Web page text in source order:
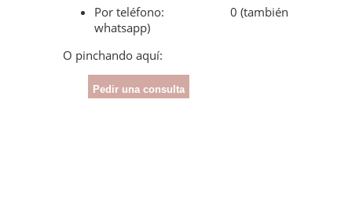
Por teléfono:
0 (también
whatsapp)
O pinchando aquí:
Pedir una consulta